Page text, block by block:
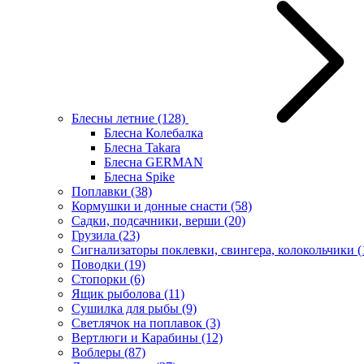
Блесны летние (128)
Блесна Колебалка
Блесна Takara
Блесна GERMAN
Блесна Spike
Поплавки (38)
Кормушки и донные снасти (58)
Садки, подсачники, верши (20)
Грузила (23)
Сигнализаторы поклевки, свингера, колокольчики
Поводки (19)
Стопорки (6)
Ящик рыболова (11)
Сушилка для рыбы (9)
Светлячок на поплавок (3)
Вертлюги и Карабины (12)
Воблеры (87)